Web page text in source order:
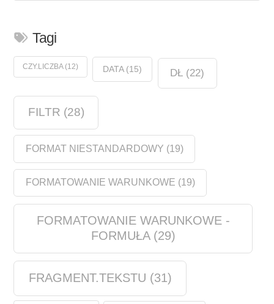
Tagi
CZY.LICZBA(12) DATA(15) DŁ (22)
FILTR (28)
FORMAT NIESTANDARDOWY (19)
FORMATOWANIE WARUNKOWE (19)
FORMATOWANIE WARUNKOWE -
FORMUŁA(29)
FRAGMENT.TEKSTU (31)